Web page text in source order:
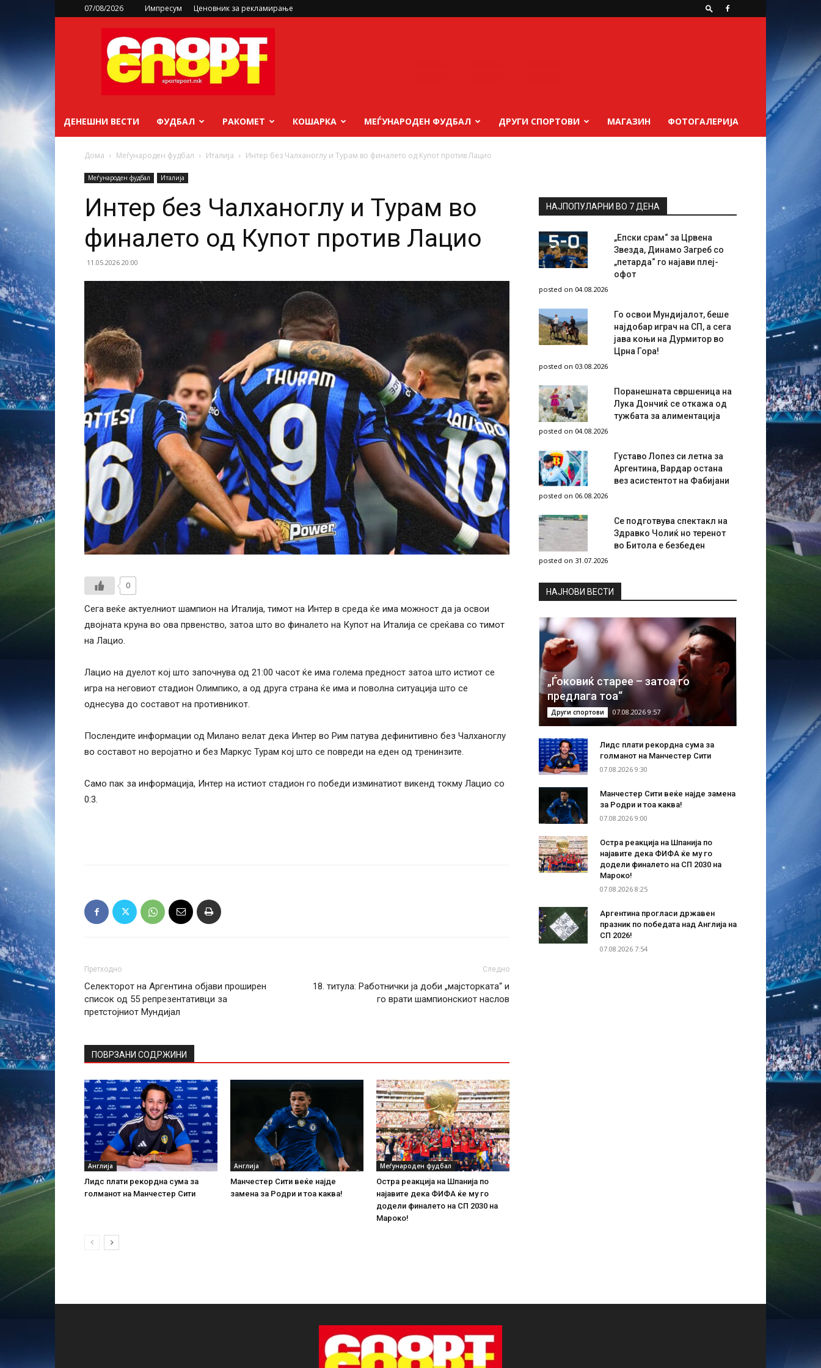
07/08/2026 Импресум Ценовник за рекламирање
sportsport.mk
ДЕНЕШНИ ВЕСТИ ФУДБАЛ РАКОМЕТ КОШАРКА МЕЃУНАРОДЕН ФУДБАЛ ДРУГИ СПОРТОВИ МАГАЗИН ФОТОГАЛЕРИЈА
Дома Меѓународен фудбал Италија Интер без Чалханоглу и Турам во финалето од Купот против Лацио
Меѓународен фудбал Италија
Интер без Чалханоглу и Турам во
финалето од Купот против Лацио
11.05.2026 20:00
0
Сега веќе актуелниот шампион на Италија, тимот на Интер в среда ќе има можност да ја освои
двојната круна во ова првенство, затоа што во финалето на Купот на Италија се среќава со тимот
на Лацио.
Лацио на дуелот кој што започнува од 21:00 часот ќе има голема предност затоа што истиот се
игра на неговиот стадион Олимпико, а од друга страна ќе има и поволна ситуација што се
однесува до составот на противникот.
Послендите информации од Милано велат дека Интер во Рим патува дефинитивно без Чалханоглу
во составот но веројатно и без Маркус Турам кој што се повреди на еден од тренинзите.
Само пак за информација, Интер на истиот стадион го победи изминатиот викенд токму Лацио со
0:3.
Претходно
Селекторот на Аргентина објави проширен
список од 55 репрезентативци за
претстојниот Мундијал
Следно
18. титула: Работнички ја доби „мајсторката“ и
го врати шампионскиот наслов
ПОВРЗАНИ СОДРЖИНИ
Англија
Лидс плати рекордна сума за
голманот на Манчестер Сити
Англија
Манчестер Сити веќе најде
замена за Родри и тоа каква!
Меѓународен фудбал
Остра реакција на Шпанија по
најавите дека ФИФА ќе му го
додели финалето на СП 2030 на
Мароко!
НАЈПОПУЛАРНИ ВО 7 ДЕНА
„Епски срам“ за Црвена
Звезда, Динамо Загреб со
„петарда“ го најави плеј-
офот
posted on 04.08.2026
Го освои Мундијалот, беше
најдобар играч на СП, а сега
јава коњи на Дурмитор во
Црна Гора!
posted on 03.08.2026
Поранешната свршеница на
Лука Дончиќ се откажа од
тужбата за алиментација
posted on 04.08.2026
Густаво Лопез си летна за
Аргентина, Вардар остана
вез асистентот на Фабијани
posted on 06.08.2026
Се подготвува спектакл на
Здравко Чолиќ но теренот
во Битола е безбеден
posted on 31.07.2026
НAЈНОВИ ВЕСТИ
„Ѓоковиќ старее – затоа го
предлага тоа“
Други спортови 07.08.2026 9:57
Лидс плати рекордна сума за
голманот на Манчестер Сити
07.08.2026 9:30
Манчестер Сити веќе најде замена
за Родри и тоа каква!
07.08.2026 9:00
Остра реакција на Шпанија по
најавите дека ФИФА ќе му го
додели финалето на СП 2030 на
Мароко!
07.08.2026 8:25
Аргентина прогласи државен
празник по победата над Англија на
СП 2026!
07.08.2026 7:54